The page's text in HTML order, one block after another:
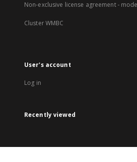
Non-exclusive license agreement -
Cluster WMBC
User's account
Log in
Recently viewed